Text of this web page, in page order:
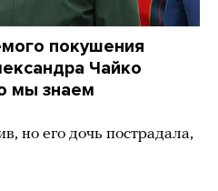
покушения
Чайко
мы знаем
но его дочь пострадала,